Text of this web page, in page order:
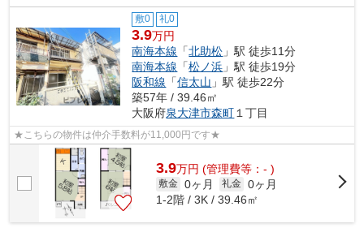
敷0 礼0
3.9万円
南海本線 「北助松 」駅 徒歩11分
南海本線 「松ノ浜 」駅 徒歩19分
阪和線 「信太山 」駅 徒歩22分
築57年 / 39.46㎡
大阪府泉大津市森町 １丁目
★こちらの物件は仲介手数料が11,000円です★
3.9万円 (管理費等：- )
敷金 0ヶ月 礼金 0ヶ月
1-2階 / 3K / 39.46㎡